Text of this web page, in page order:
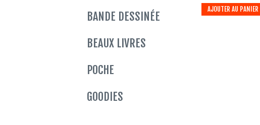
BANDE DESSINÉE
BEAUX LIVRES
POCHE
GOODIES
AJOUTER AU PANIER